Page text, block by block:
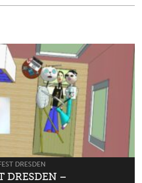
DRESDEN
DRESDEN –